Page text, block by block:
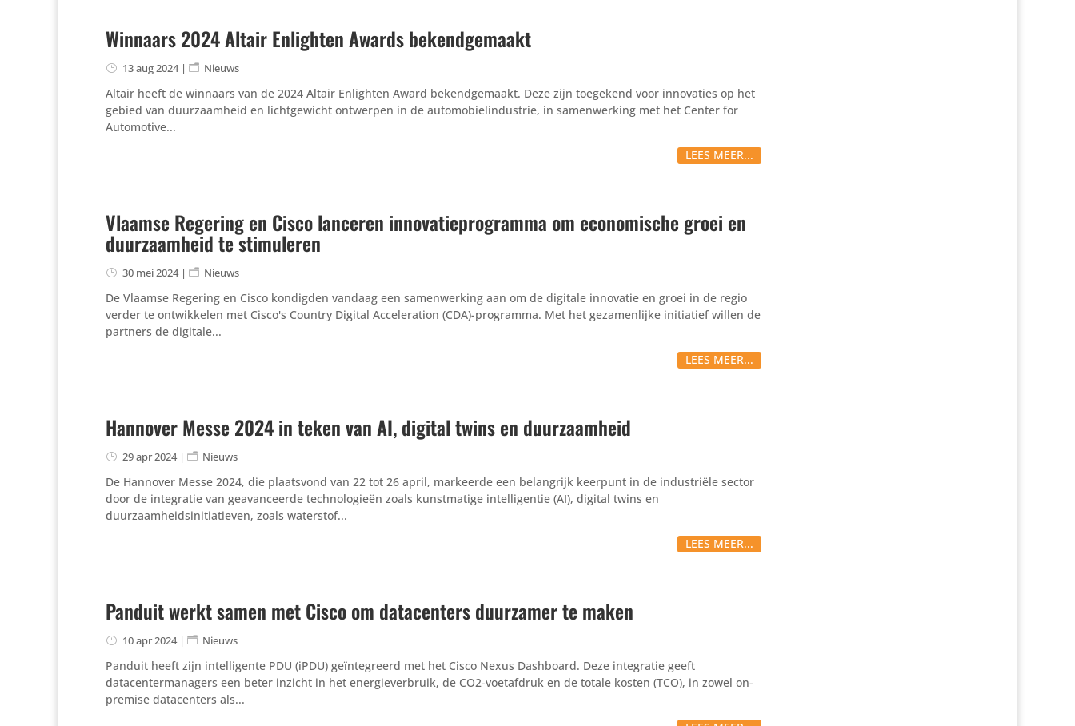
Winnaars 2024 Altair Enlighten Awards bekendgemaakt
13 aug 2024| Nieuws
Altair heeft de winnaars van de 2024 Altair Enlighten Award bekendgemaakt. Deze zijn toegekend voor innovaties op het
gebied van duurzaamheid en lichtgewicht ontwerpen in de automobielindustrie, in samenwerking met het Center for
Automotive...
LEES MEER...
Vlaamse Regering en Cisco lanceren innovatieprogramma om economische groei en
duurzaamheid te stimuleren
30 mei 2024| Nieuws
De Vlaamse Regering en Cisco kondigden vandaag een samenwerking aan om de digitale innovatie en groei in de regio
verder te ontwikkelen met Cisco's Country Digital Acceleration (CDA)-programma. Met het gezamenlijke initiatief willen de
partners de digitale...
LEES MEER...
Hannover Messe 2024 in teken van AI, digital twins en duurzaamheid
29 apr 2024| Nieuws
De Hannover Messe 2024, die plaatsvond van 22 tot 26 april, markeerde een belangrijk keerpunt in de industriële sector
door de integratie van geavanceerde technologieën zoals kunstmatige intelligentie (AI), digital twins en
duurzaamheidsinitiatieven, zoals waterstof...
LEES MEER...
Panduit werkt samen met Cisco om datacenters duurzamer te maken
10 apr 2024| Nieuws
Panduit heeft zijn intelligente PDU (iPDU) geïntegreerd met het Cisco Nexus Dashboard. Deze integratie geeft
datacentermanagers een beter inzicht in het energieverbruik, de CO2-voetafdruk en de totale kosten (TCO), in zowel on-
premise datacenters als...